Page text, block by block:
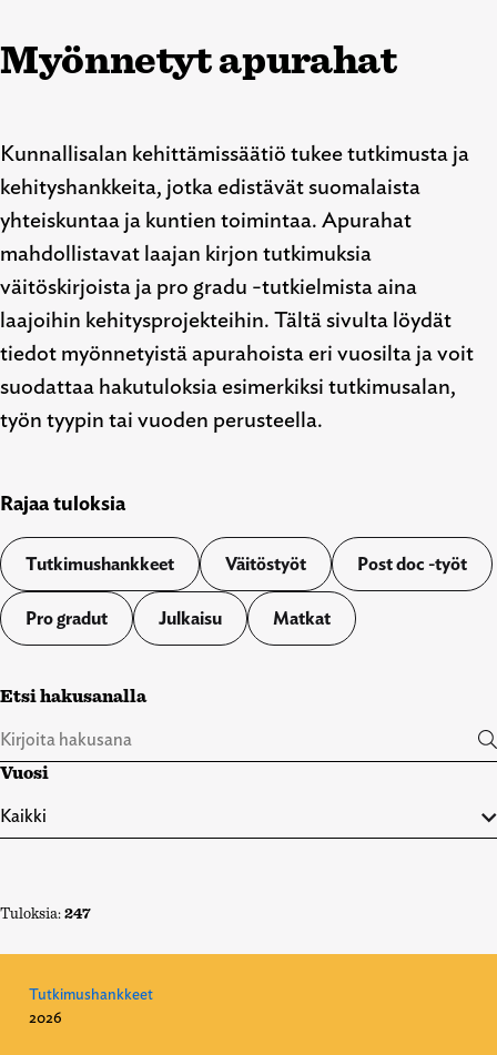
Myönnetyt apurahat
Kunnallisalan kehittämissäätiö tukee tutkimusta ja
kehityshankkeita, jotka edistävät suomalaista
yhteiskuntaa ja kuntien toimintaa. Apurahat
mahdollistavat laajan kirjon tutkimuksia
väitöskirjoista ja pro gradu -tutkielmista aina
laajoihin kehitysprojekteihin. Tältä sivulta löydät
tiedot myönnetyistä apurahoista eri vuosilta ja voit
suodattaa hakutuloksia esimerkiksi tutkimusalan,
työn tyypin tai vuoden perusteella.
Rajaa tuloksia
Tutkimushankkeet Väitöstyöt Post doc -työt
Pro gradut Julkaisu Matkat
Etsi hakusanalla
Vuosi
Tuloksia:247
Tutkimushankkeet
2026